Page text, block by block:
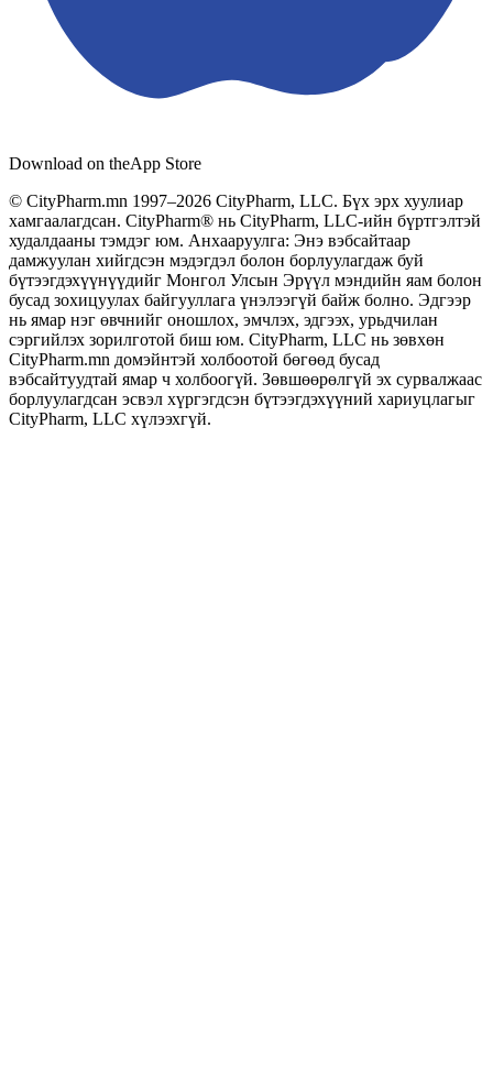
Download on theApp Store
© CityPharm.mn 1997–2026 CityPharm, LLC. Бүх эрх хуулиар
хамгаалагдсан. CityPharm® нь CityPharm, LLC-ийн бүртгэлтэй
худалдааны тэмдэг юм. Анхааруулга: Энэ вэбсайтаар
дамжуулан хийгдсэн мэдэгдэл болон борлуулагдаж буй
бүтээгдэхүүнүүдийг Монгол Улсын Эрүүл мэндийн яам болон
бусад зохицуулах байгууллага үнэлээгүй байж болно. Эдгээр
нь ямар нэг өвчнийг оношлох, эмчлэх, эдгээх, урьдчилан
сэргийлэх зорилготой биш юм. CityPharm, LLC нь зөвхөн
CityPharm.mn домэйнтэй холбоотой бөгөөд бусад
вэбсайтуудтай ямар ч холбоогүй. Зөвшөөрөлгүй эх сурвалжаас
борлуулагдсан эсвэл хүргэгдсэн бүтээгдэхүүний хариуцлагыг
CityPharm, LLC хүлээхгүй.